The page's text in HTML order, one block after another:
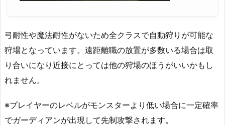
弓耐性や魔法耐性がないため全クラスで自動狩りが可能な
狩場となっています。遠距離職の放置が多数いる場合は取
り合いになり近接にとっては他の狩場のほうがいいかもし
れません。
※プレイヤーのレベルがモンスターより低い場合に一定確率
でガーディアンが出現して先制攻撃されます。